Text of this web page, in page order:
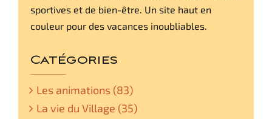
sportives et de bien-être. Un site haut en
couleur pour des vacances inoubliables.
Catégories
Les animations (83)
La vie du Village (35)